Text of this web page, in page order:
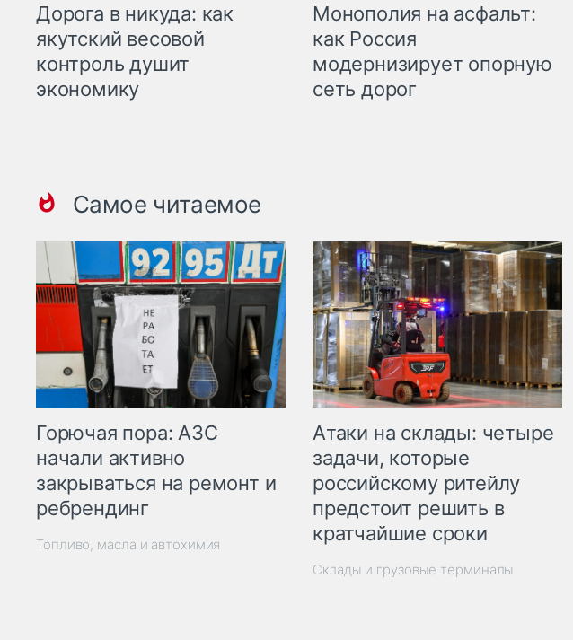
Дорога в никуда: как
якутский весовой
контроль душит
экономику
Монополия на асфальт:
как Россия
модернизирует опорную
сеть дорог
Самое читаемое
Горючая пора: АЗС
начали активно
закрываться на ремонт и
ребрендинг
Топливо, масла и автохимия
Атаки на склады: четыре
задачи, которые
российскому ритейлу
предстоит решить в
кратчайшие сроки
Склады и грузовые терминалы